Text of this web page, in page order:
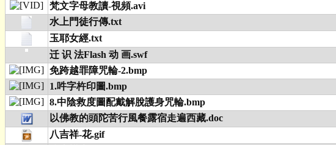
梵文字母教讀-視頻.avi
水上門徒行傳.txt
玉耶女經.txt
迁 识 法Flash 动 画.swf
免跨越罪障咒輪-2.bmp
1.吽字杵印圖.bmp
8.中陰救度圖配戴解脫護身咒輪.bmp
以佛教的頭陀苦行風餐露宿走遍西藏.doc
八吉祥-花.gif